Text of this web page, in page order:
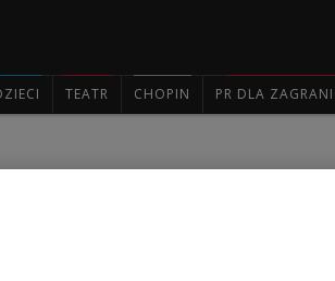
TEATR CHOPIN PR DLA
